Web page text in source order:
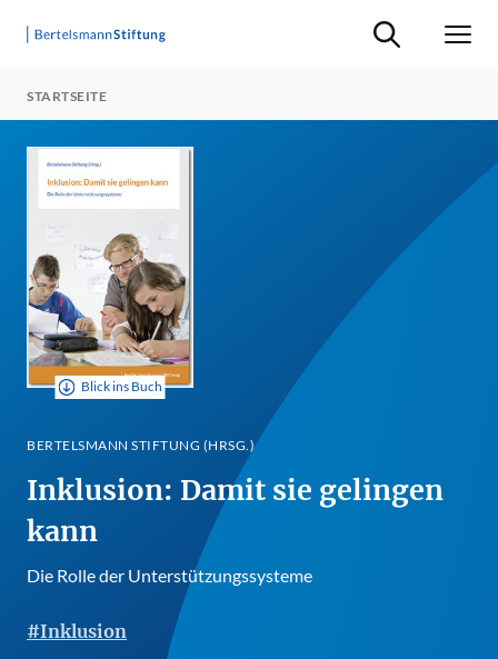
Suche ein-/
STARTSEITE
Blick ins Buch
BERTELSMANN STIFTUNG (HRSG.)
Inklusion: Damit sie gelingen
kann
Die Rolle der Unterstützungssysteme
#Inklusion